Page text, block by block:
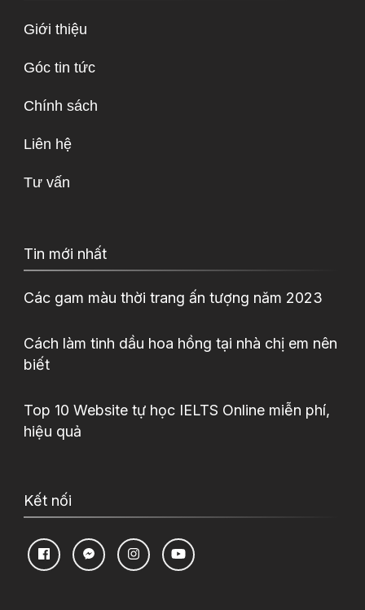
Giới thiệu
Góc tin tức
Chính sách
Liên hệ
Tư vấn
Tin mới nhất
Các gam màu thời trang ấn tượng năm 2023
Cách làm tinh dầu hoa hồng tại nhà chị em nên
biết
Top 10 Website tự học IELTS Online miễn phí,
hiệu quả
Kết nối